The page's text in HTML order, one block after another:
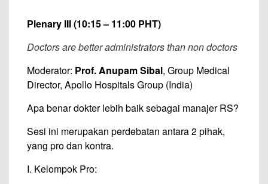
Plenary III (10:15 – 11:00 PHT)
Doctors are better administrators than non doctors
Moderator: Prof. Anupam Sibal, Group Medical
Director, Apollo Hospitals Group (India)
Apa benar dokter lebih baik sebagai manajer RS?
Sesi ini merupakan perdebatan antara 2 pihak,
yang pro dan kontra.
I. Kelompok Pro: